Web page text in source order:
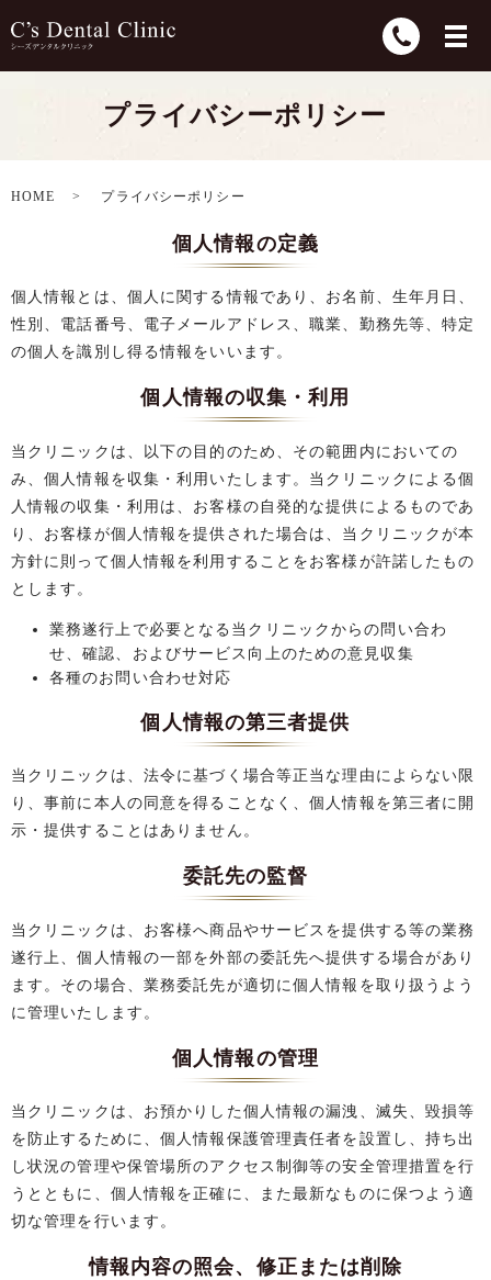
プライバシーポリシー
HOME プライバシーポリシー
個人情報の定義
個人情報とは、個人に関する情報であり、お名前、生年月日、
性別、電話番号、電子メールアドレス、職業、勤務先等、特定
の個人を識別し得る情報をいいます。
個人情報の収集・利用
当クリニックは、以下の目的のため、その範囲内においての
み、個人情報を収集・利用いたします。当クリニックによる個
人情報の収集・利用は、お客様の自発的な提供によるものであ
り、お客様が個人情報を提供された場合は、当クリニックが本
方針に則って個人情報を利用することをお客様が許諾したもの
とします。
業務遂行上で必要となる当クリニックからの問い合わ
せ、確認、およびサービス向上のための意見収集
各種のお問い合わせ対応
個人情報の第三者提供
当クリニックは、法令に基づく場合等正当な理由によらない限
り、事前に本人の同意を得ることなく、個人情報を第三者に開
示・提供することはありません。
委託先の監督
当クリニックは、お客様へ商品やサービスを提供する等の業務
遂行上、個人情報の一部を外部の委託先へ提供する場合があり
ます。その場合、業務委託先が適切に個人情報を取り扱うよう
に管理いたします。
個人情報の管理
当クリニックは、お預かりした個人情報の漏洩、滅失、毀損等
を防止するために、個人情報保護管理責任者を設置し、持ち出
し状況の管理や保管場所のアクセス制御等の安全管理措置を行
うとともに、個人情報を正確に、また最新なものに保つよう適
切な管理を行います。
情報内容の照会、修正または削除